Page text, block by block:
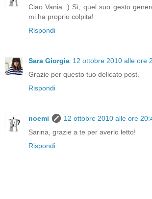
Ciao Vania :) Sì, quel suo gesto
mi ha proprio colpita!
Rispondi
Sara Giorgia 12 ottobre 2010 alle ore
Grazie per questo tuo delicato post.
Rispondi
noemi
12 ottobre 2010 alle ore
Sarina, grazie a te per averlo letto!
Rispondi